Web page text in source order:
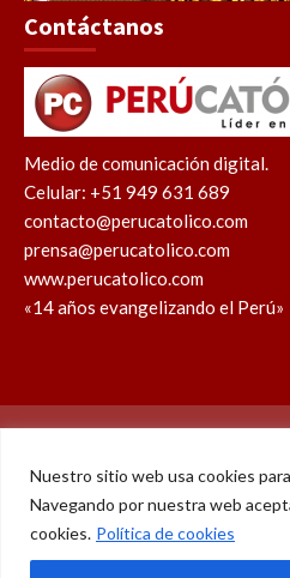
Nuestro sitio web usa cookies
Navegando por nuestra web
cookies. Política de cookies
Contáctanos
Medio de comunicación digital.
Celular: +51 949 631 689
contacto@perucatolico.com
prensa@perucatolico.com
www.perucatolico.com
«14 años evangelizando el Perú»
WhatsAppFacebook
© Derechos reservados 2026